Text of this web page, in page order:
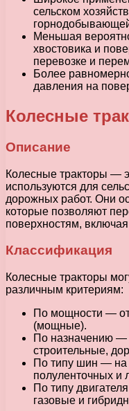
сельском
Меньшая
хвостовика и
перевозке и
Более
давления на
Колесные
Описание
Колесные тракторы —
используются для
дорожных работ. Они
которые позволяют
поверхностям,
Классификация
Колесные тракторы
различным критериям:
По мощности — от
(мощные).
По назначению —
строительные,
По типу шин — на
полуленточных и
По типу
газовые и